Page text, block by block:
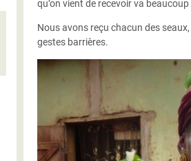
qu’on vient de recevoir va
Nous avons reçu chacun des
gestes barrières.
25 juin 2020 - Baninga
Votongbo1, au 4ème